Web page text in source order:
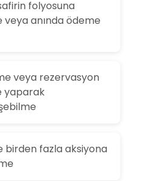
folyosuna
anında ödeme
veya rezervasyon
yaparak
birden fazla aksiyona